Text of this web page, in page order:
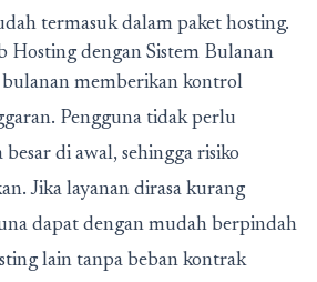
termasuk dalam paket hosting.
Hosting dengan Sistem Bulanan
bulanan memberikan kontrol
Pengguna tidak perlu
di awal, sehingga risiko
Jika layanan dirasa kurang
dapat dengan mudah berpindah
lain tanpa beban kontrak